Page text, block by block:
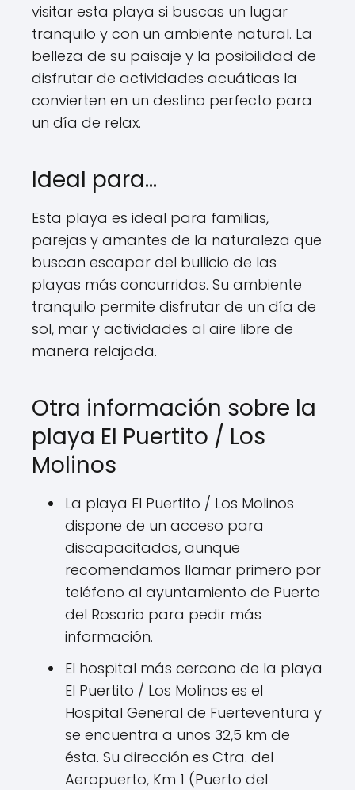
visitar esta playa si buscas un lugar
tranquilo y con un ambiente natural. La
belleza de su paisaje y la posibilidad de
disfrutar de actividades acuáticas la
convierten en un destino perfecto para
un día de relax.
Ideal para…
Esta playa es ideal para familias,
parejas y amantes de la naturaleza que
buscan escapar del bullicio de las
playas más concurridas. Su ambiente
tranquilo permite disfrutar de un día de
sol, mar y actividades al aire libre de
manera relajada.
Otra información sobre la
playa El Puertito / Los
Molinos
La playa El Puertito / Los Molinos
dispone de un acceso para
discapacitados, aunque
recomendamos llamar primero por
teléfono al ayuntamiento de Puerto
del Rosario para pedir más
información.
El hospital más cercano de la playa
El Puertito / Los Molinos es el
Hospital General de Fuerteventura y
se encuentra a unos 32,5 km de
ésta. Su dirección es Ctra. del
Aeropuerto, Km 1 (Puerto del